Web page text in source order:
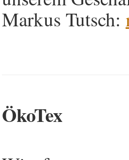
Markus Tutsch:
ÖkoTex